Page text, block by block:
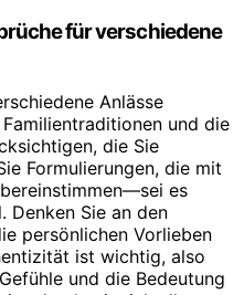
für verschiedene
Anlässe
und die
die Sie
Formulierungen, die mit
es
Denken Sie an den
persönlichen Vorlieben
ist wichtig, also
und die Bedeutung